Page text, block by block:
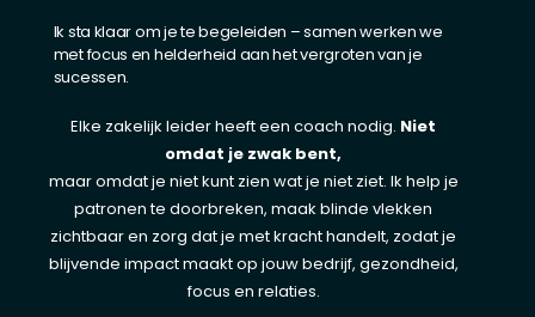
Ik sta klaar om je te begeleiden – samen werken we
met focus en helderheid aan het vergroten van je
sucessen.
Elke zakelijk leider heeft een coach nodig. Niet
omdat je zwak bent,
maar omdat je niet kunt zien wat je niet ziet. Ik help je
patronen te doorbreken, maak blinde vlekken
zichtbaar en zorg dat je met kracht handelt, zodat je
blijvende impact maakt op jouw bedrijf, gezondheid,
focus en relaties.